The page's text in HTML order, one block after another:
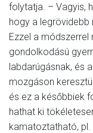
folytatja. – Vagyis,
hogy a
Ezzel a
gondolkodású
labdarúgásnak, és
mozgáson
és ez a későbbiek
hathat ki
kamatoztatható, pl.